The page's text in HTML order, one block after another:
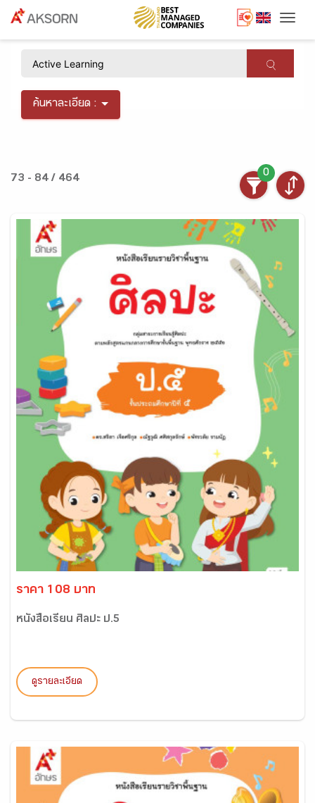
ค้นหาละเอียด :
73 - 84 / 464
0
ราคา 108 บาท
หนังสือเรียน ศิลปะ ป.5
ดูรายละเอียด